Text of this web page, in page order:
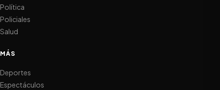
Política
Policiales
Salud
MÁS
Deportes
Espectáculos